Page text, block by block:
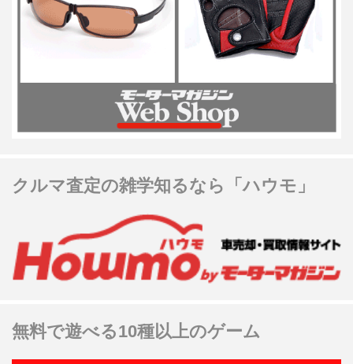
クルマ査定の雑学知るなら「ハウモ」
無料で遊べる10種以上のゲーム